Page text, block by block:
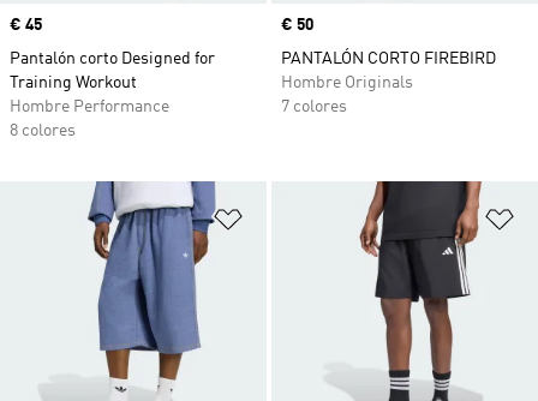
Precio
€ 45
Pantalón corto Designed for
Training Workout
Hombre Performance
8 colores
Precio
€ 50
PANTALÓN CORTO FIREBIRD
Hombre Originals
7 colores
Añadir a la lista de deseos